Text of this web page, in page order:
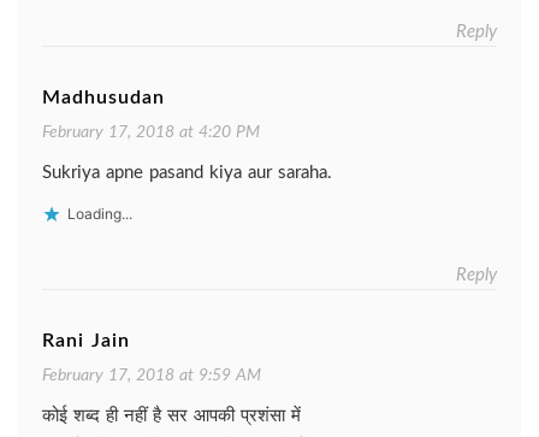
Reply
Madhusudan
February 17, 2018 at 4:20 PM
Sukriya apne pasand kiya aur saraha.
Loading...
Reply
Rani Jain
February 17, 2018 at 9:59 AM
कोई शब्द ही नहीं है सर आपकी प्रशंसा में